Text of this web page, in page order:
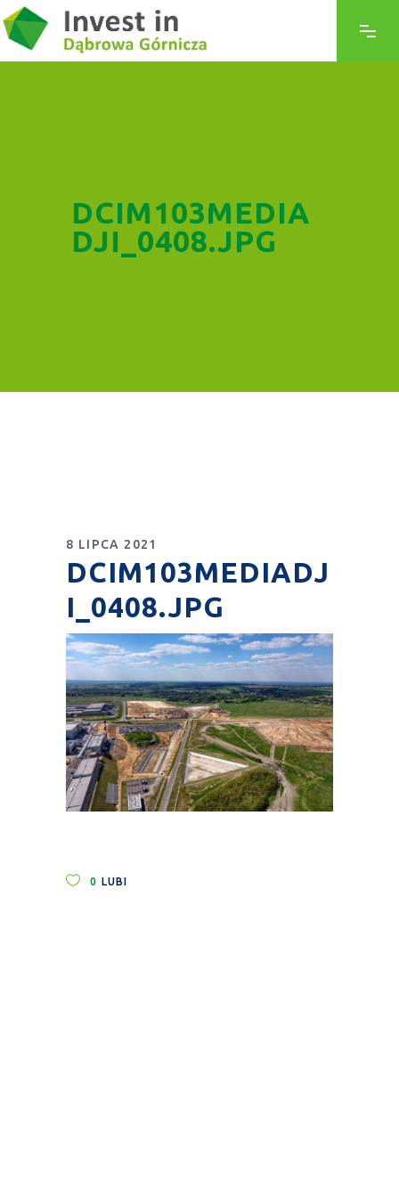
DCIM103MEDIA
DJI_0408.JPG
8 LIPCA 2021
DCIM103MEDIADJ
I_0408.JPG
0 LUBI